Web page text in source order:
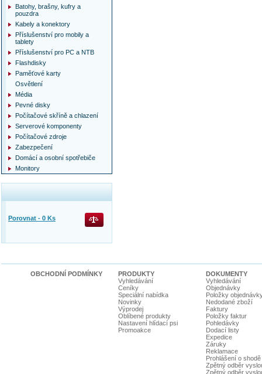
Batohy, brašny, kufry a
pouzdra
Kabely a konektory
Příslušenství pro mobily a
tablety
Příslušenství pro PC a NTB
Flashdisky
Paměťové karty
Osvětlení
Média
Pevné disky
Počítačové skříně a chlazení
Serverové komponenty
Počítačové zdroje
Zabezpečení
Domácí a osobní spotřebiče
Monitory
Porovnat - 0 Ks
OBCHODNÍ PODMÍNKY
PRODUKTY
Vyhledávání
Ceníky
Speciální nabídka
Novinky
Výprodej
Oblíbené produkty
Nastavení hlídací psi
Promoakce
DOKUMENTY
Vyhledávání
Objednávky
Položky
Nedodané zboží
Faktury
Položky faktur
Pohledávky
Dodací listy
Expedice
Záruky
Reklamace
Prohlášení o shodě
Zpětný odběr
Zpětný odběr